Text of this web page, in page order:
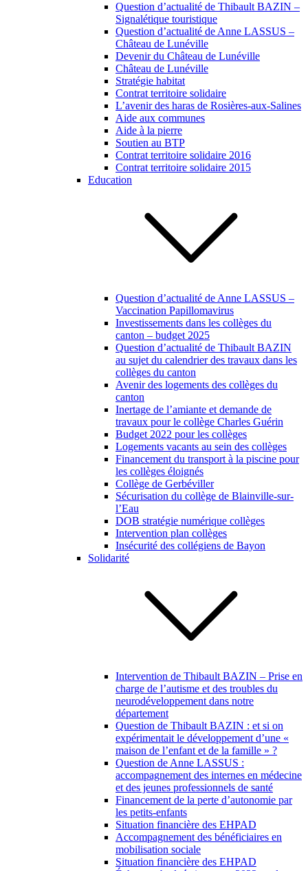
Question d’actualité de Thibault BAZIN –
Signalétique touristique
Question d’actualité de Anne LASSUS –
Château de Lunéville
Devenir du Château de Lunéville
Château de Lunéville
Stratégie habitat
Contrat territoire solidaire
L’avenir des haras de Rosières-aux-Salines
Aide aux communes
Aide à la pierre
Soutien au BTP
Contrat territoire solidaire 2016
Contrat territoire solidaire 2015
Education
Question d’actualité de Anne LASSUS –
Vaccination Papillomavirus
Investissements dans les collèges du
canton – budget 2025
Question d’actualité de Thibault BAZIN
au sujet du calendrier des travaux dans les
collèges du canton
Avenir des logements des collèges du
canton
Inertage de l’amiante et demande de
travaux pour le collège Charles Guérin
Budget 2022 pour les collèges
Logements vacants au sein des collèges
Financement du transport à la piscine pour
les collèges éloignés
Collège de Gerbéviller
Sécurisation du collège de Blainville-sur-
l’Eau
DOB stratégie numérique collèges
Intervention plan collèges
Insécurité des collégiens de Bayon
Solidarité
Intervention de Thibault BAZIN – Prise en
charge de l’autisme et des troubles du
neurodéveloppement dans notre
département
Question de Thibault BAZIN : et si on
expérimentait le développement d’une «
maison de l’enfant et de la famille » ?
Question de Anne LASSUS :
accompagnement des internes en médecine
et des jeunes professionnels de santé
Financement de la perte d’autonomie par
les petits-enfants
Situation financière des EHPAD
Accompagnement des bénéficiaires en
mobilisation sociale
Situation financière des EHPAD